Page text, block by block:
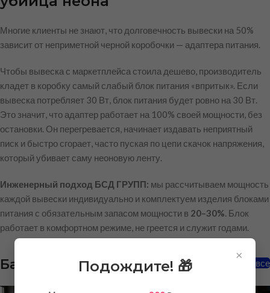
Многие клиенты не знают, что долговечность вывески на 50%
зависит от неприметной черной коробочки — адаптера питания.
Чтобы вывеска с маркетплейса стоила дешево, производитель
кладет в коробку самый слабый блок питания «впритык». Если
вывеска потребляет 30 Вт, блок питания будет ровно на 30 Вт.
Это значит, что адаптер работает на 100% своей мощности, без
остановки. Он перегревается, начинает издавать неприятный
писк и быстро сгорает, часто пуская по цепи скачок напряжения,
который убивает саму неоновую ленту.
Инженерный подход БСД ГРУПП: мы рассчитываем мощность
каждой вывески индивидуально и комплектуем изделия блоками
питания с обязательным запасом мощности в 20–30%. Блок
работает в комфортном режиме, не греется и служит годами.
Смотреть все
Баннеры
×
Подождите! 🎁